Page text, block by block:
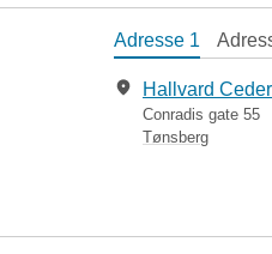
Adresse 1
Hallvard
Conradis gate 55
Tønsberg